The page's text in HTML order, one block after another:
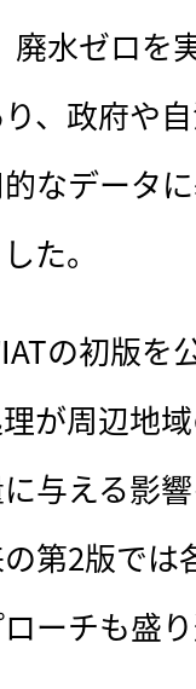
廃水ゼロを
、政府や
なデータ
た。
の初版を
が周辺地
与える影
第2版で
ーチも盛